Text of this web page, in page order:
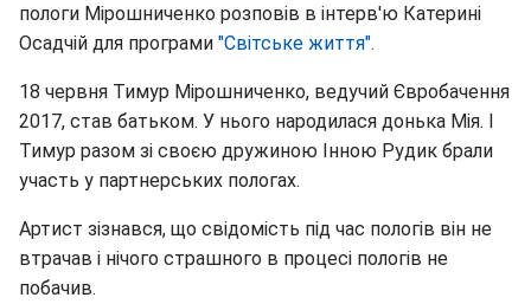
пологи Мірошниченко розповів в інтерв'ю Катерині
Осадчій для програми "Світське життя".
18 червня Тимур Мірошниченко, ведучий Євробачення
2017, став батьком. У нього народилася донька Мія. І
Тимур разом зі своєю дружиною Інною Рудик брали
участь у партнерських пологах.
Артист зізнався, що свідомість під час пологів він не
втрачав і нічого страшного в процесі пологів не
побачив.